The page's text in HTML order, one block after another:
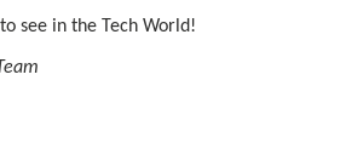
see in the Tech World!